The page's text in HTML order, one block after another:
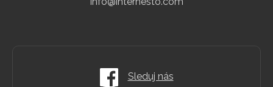
Sleduj nás